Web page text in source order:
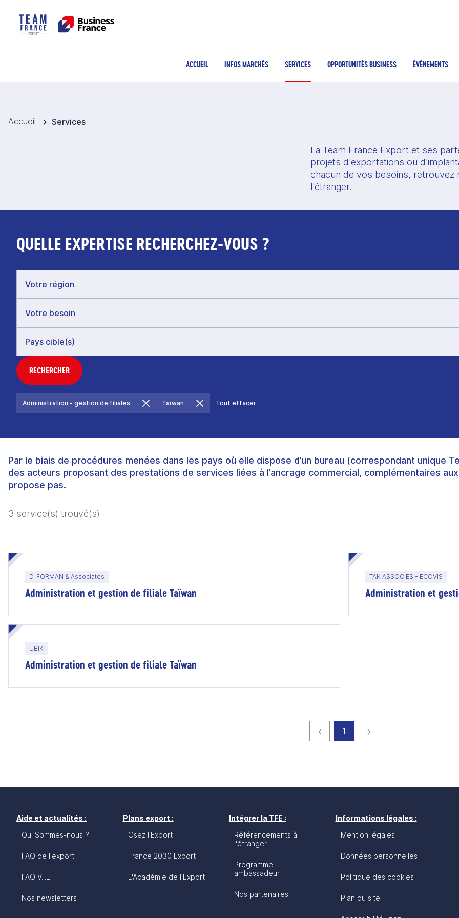
ACCUEIL INFOS MARCHÉS SERVICES OPPORTUNITÉS BUSINESS ÉVÉNEMENTS
Accueil Services
La Team France Export et ses
projets d'exportations ou
chacun de vos besoins, retrouvez
l'étranger.
QUELLE EXPERTISE RECHERCHEZ-VOUS ?
RECHERCHER
Administration - gestion de filiales Taïwan Tout effacer
Par le biais de procédures menées dans les pays où elle dispose d’un bureau (correspondant unique
des acteurs proposant des prestations de services liées à l’ancrage commercial, complémentaires
propose pas.
3 service(s) trouvé(s)
D. FORMAN & Associates
Administration et gestion de filiale Taïwan
TAK ASSOCIES – ECOVIS
Administration et
UBIK
Administration et gestion de filiale Taïwan
Page précédente
page
1
Aide et actualités :
Qui Sommes-nous ?
FAQ de l'export
FAQ V.I.E
Nos newsletters
Plans export :
Osez l'Export
France 2030 Export
L'Académie de l'Export
Intégrer la TFE :
Référencements à
l'étranger
Programme
ambassadeur
Nos partenaires
Informations légales :
Mention légales
Données personnelles
Politique des cookies
Plan du site